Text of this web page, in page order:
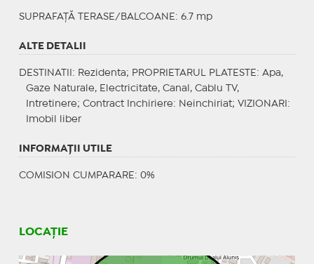
SUPRAFAȚĂ TERASE/BALCOANE: 6.7 mp
ALTE DETALII
DESTINATII : Rezidenta; PROPRIETARUL PLATESTE : Apa,
Gaze Naturale, Electricitate, Canal, Cablu TV,
Intretinere; Contract Inchiriere: Neinchiriat; VIZIONARI :
Imobil liber
INFORMAŢII UTILE
COMISION CUMPARARE: 0%
LOCAȚIE